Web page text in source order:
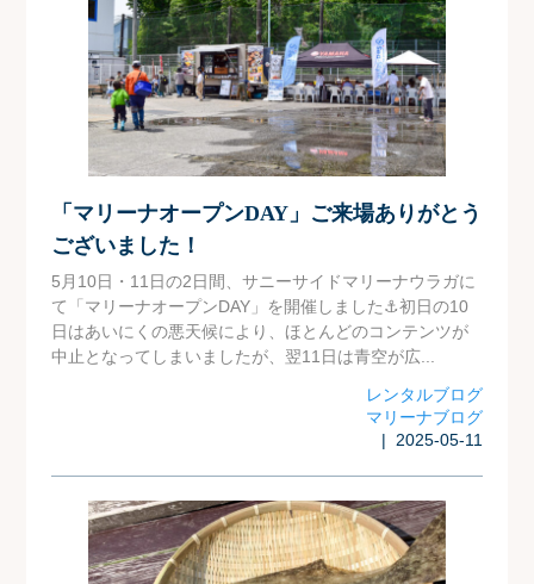
「マリーナオープンDAY」ご来場ありがとう
ございました！
5月10日・11日の2日間、サニーサイドマリーナウラガに
て「マリーナオープンDAY」を開催しました⚓初日の10
日はあいにくの悪天候により、ほとんどのコンテンツが
中止となってしまいましたが、翌11日は青空が広...
レンタルブログ
マリーナブログ
| 2025-05-11